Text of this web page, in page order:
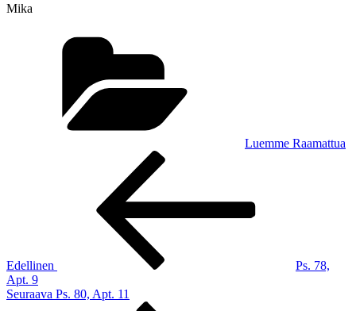
Mika
Luemme Raamattua
Edellinen
Ps. 78,
Apt. 9
Seuraava
Seuraava Ps. 80, Apt. 11